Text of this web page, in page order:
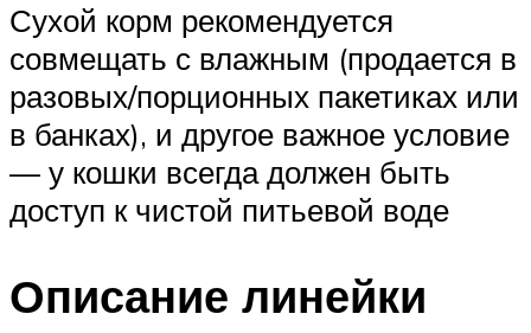
Сухой корм рекомендуется
совмещать с влажным (продается в
разовых/порционных пакетиках или
в банках), и другое важное условие
— у кошки всегда должен быть
доступ к чистой питьевой воде
Описание линейки